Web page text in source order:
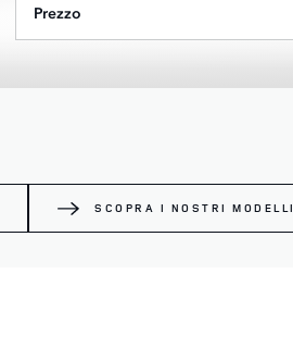
Prezzo
SCOPRA I NOSTRI MODELLI